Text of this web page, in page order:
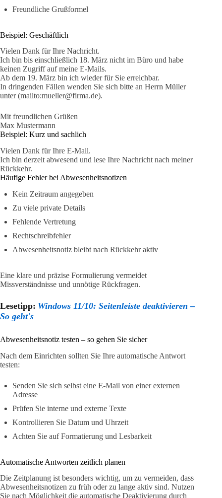
Freundliche Grußformel
Beispiel: Geschäftlich
Vielen Dank für Ihre Nachricht.
Ich bin bis einschließlich 18. März nicht im Büro und habe
keinen Zugriff auf meine E-Mails.
Ab dem 19. März bin ich wieder für Sie erreichbar.
In dringenden Fällen wenden Sie sich bitte an Herrn Müller
unter (mailto:mueller@firma.de).
Mit freundlichen Grüßen
Max Mustermann
Beispiel: Kurz und sachlich
Vielen Dank für Ihre E-Mail.
Ich bin derzeit abwesend und lese Ihre Nachricht nach meiner
Rückkehr.
Häufige Fehler bei Abwesenheitsnotizen
Kein Zeitraum angegeben
Zu viele private Details
Fehlende Vertretung
Rechtschreibfehler
Abwesenheitsnotiz bleibt nach Rückkehr aktiv
Eine klare und präzise Formulierung vermeidet
Missverständnisse und unnötige Rückfragen.
Lesetipp: Windows 11/10: Seitenleiste deaktivieren –
So geht's
Abwesenheitsnotiz testen – so gehen Sie sicher
Nach dem Einrichten sollten Sie Ihre automatische Antwort
testen:
Senden Sie sich selbst eine E-Mail von einer externen
Adresse
Prüfen Sie interne und externe Texte
Kontrollieren Sie Datum und Uhrzeit
Achten Sie auf Formatierung und Lesbarkeit
Automatische Antworten zeitlich planen
Die Zeitplanung ist besonders wichtig, um zu vermeiden, dass
Abwesenheitsnotizen zu früh oder zu lange aktiv sind. Nutzen
Sie nach Möglichkeit die automatische Deaktivierung durch